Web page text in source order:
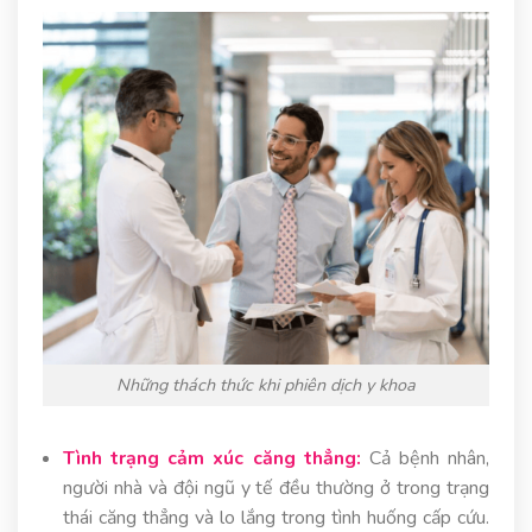
Những thách thức khi phiên dịch y khoa
Tình trạng cảm xúc căng thẳng: Cả bệnh nhân,
người nhà và đội ngũ y tế đều thường ở trong trạng
thái căng thẳng và lo lắng trong tình huống cấp cứu.